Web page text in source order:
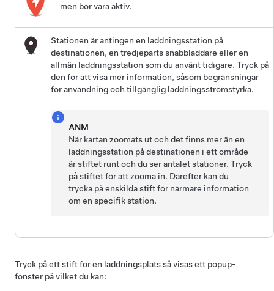
men bör vara aktiv.
Stationen är antingen en laddningsstation på
destinationen, en tredjeparts snabbladdare eller en
allmän laddningsstation som du använt tidigare. Tryck på
den för att visa mer information, såsom begränsningar
för användning och tillgänglig laddningsströmstyrka.
ANM
När kartan zoomats ut och det finns mer än en
laddningsstation på destinationen i ett område
är stiftet runt och du ser antalet stationer. Tryck
på stiftet för att zooma in. Därefter kan du
trycka på enskilda stift för närmare information
om en specifik station.
Tryck på ett stift för en laddningsplats så visas ett popup-
fönster på vilket du kan: